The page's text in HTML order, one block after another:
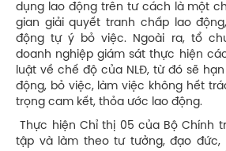
dụng lao động trên tư cách là một
gian giải quyết tranh chấp lao
động tự ý bỏ việc. Ngoài ra, tổ
doanh nghiệp giám sát thực hiện
luật về chế độ của NLĐ, từ đó sẽ
động, bỏ việc, làm việc không hết
trọng cam kết, thỏa ước lao động.
Thực hiện Chỉ thị 05 của Bộ Chính
tập và làm theo tư tưởng, đạo đức,